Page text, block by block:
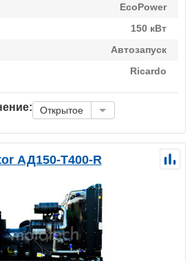
EcoPower
150 кВт
Автозапуск
Ricardo
Открытое
АД150-Т400-R